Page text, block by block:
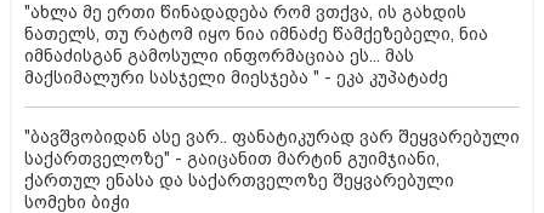
"ახლა მე ერთი წინადადება რომ ვთქვა, ის გახდის
ნათელს, თუ რატომ იყო ნია იმნაძე წამქეზებელი, ნია
იმნაძისგან გამოსული ინფორმაციაა ეს... მას
მაქსიმალური სასჯელი მიესჯება " - ეკა კუპატაძე
"ბავშვობიდან ასე ვარ.. ფანატიკურად ვარ შეყვარებული
საქართველოზე" - გაიცანით მარტინ გუიმჯიანი,
ქართულ ენასა და საქართველოზე შეყვარებული
სომეხი ბიჭი